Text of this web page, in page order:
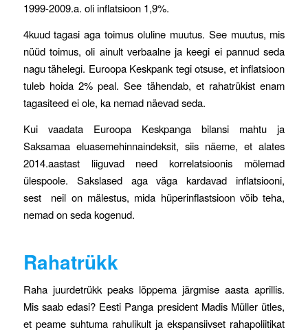
1999-2009.a. oli inflatsioon 1,9%.
4kuud tagasi aga toimus oluline muutus. See muutus, mis
nüüd toimus, oli ainult verbaalne ja keegi ei pannud seda
nagu tähelegi. Euroopa Keskpank tegi otsuse, et inflatsioon
tuleb hoida 2% peal. See tähendab, et rahatrükist enam
tagasiteed ei ole, ka nemad näevad seda.
Kui vaadata Euroopa Keskpanga bilansi mahtu ja
Saksamaa eluasemehinnaindeksit, siis näeme, et alates
2014.aastast liiguvad need korrelatsioonis mõlemad
ülespoole. Sakslased aga väga kardavad inflatsiooni,
sest neil on mälestus, mida hüperinflastsioon võib teha,
nemad on seda kogenud.
Rahatrükk
Raha juurdetrükk peaks lõppema järgmise aasta aprillis.
Mis saab edasi? Eesti Panga president Madis Müller ütles,
et peame suhtuma rahulikult ja ekspansiivset rahapoliitikat